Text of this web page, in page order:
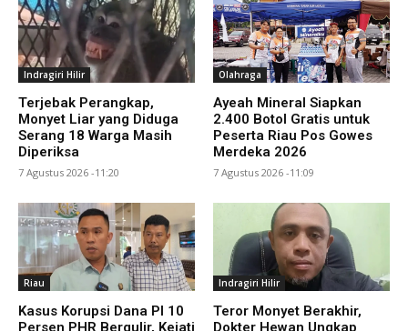
Indragiri Hilir
Terjebak Perangkap,
Monyet Liar yang Diduga
Serang 18 Warga Masih
Diperiksa
7 Agustus 2026 -11:20
Olahraga
Ayeah Mineral Siapkan
2.400 Botol Gratis untuk
Peserta Riau Pos Gowes
Merdeka 2026
7 Agustus 2026 -11:09
Riau
Kasus Korupsi Dana PI 10
Persen PHR Bergulir, Kejati
Indragiri Hilir
Teror Monyet Berakhir,
Dokter Hewan Ungkap